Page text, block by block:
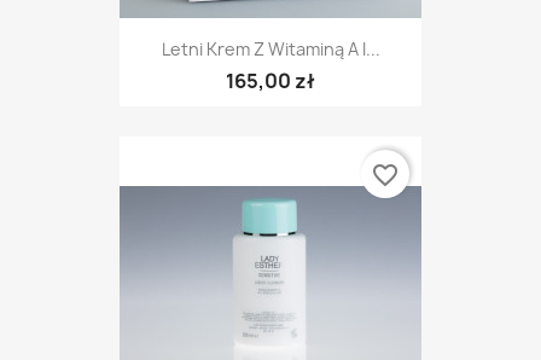
Letni Krem Z Witaminą A I...
165,00 zł
favorite_border